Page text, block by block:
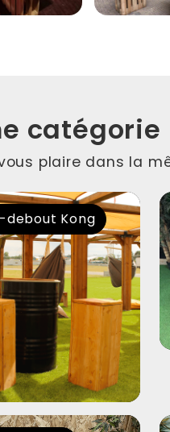
catégorie
plaire dans la
debout Kong